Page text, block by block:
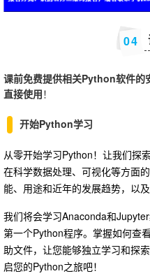
04
课前免费提供相关Python软件的
直接使用！
开始Python学习
从零开始学习Python！让我们探
在科学数据处理、可视化等方面
能、用途和近年的发展趋势，以
我们将会学习Anaconda和
第一个Python程序。掌握如何查
助文件，让您能够独立学习和探
启您的Python之旅吧！